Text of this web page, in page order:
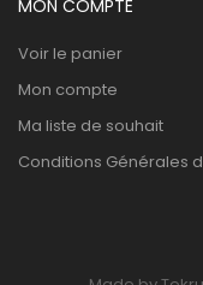
MON COMPTE
Voir le panier
Mon compte
Ma liste de souhait
Conditions Générales